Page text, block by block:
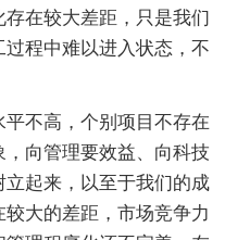
在较大差距，只是我们
程中难以进入状态，不
不高，个别项目不存在
向管理要效益、向科技
起来，以至于我们的成
大的差距，市场竞争力